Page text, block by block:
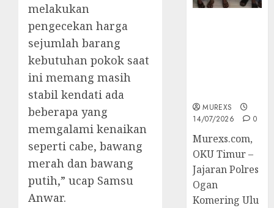
melakukan
pengecekan harga
sejumlah barang
kebutuhan pokok saat
ini memang masih
stabil kendati ada
beberapa yang
memgalami kenaikan
seperti cabe, bawang
merah dan bawang
putih,” ucap Samsu
Anwar.
MUREXS
14/07/2026
0
Murexs.com,
OKU Timur –
Jajaran Polres
Ogan
Komering Ulu